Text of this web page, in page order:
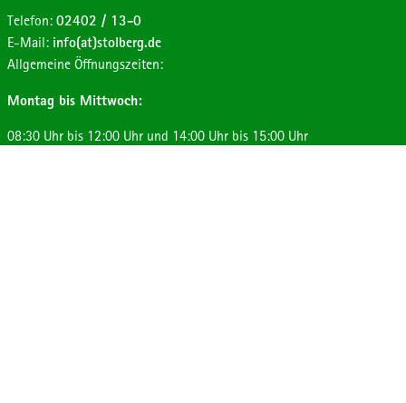
Telefon: 02402 / 13-0
E-Mail: info(at)stolberg.de
Allgemeine Öffnungszeiten:
Montag bis Mittwoch:
08:30 Uhr bis 12:00 Uhr und 14:00 Uhr bis 15:00 Uhr